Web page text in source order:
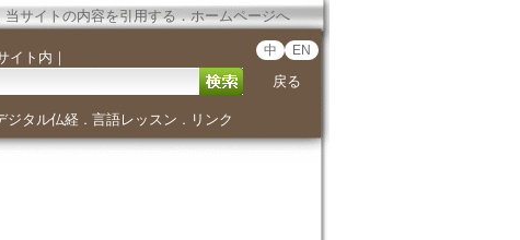
当サイトの内容を引用する．ホームページへ
イト内 ｜ 中 EN
戻る
ジタル仏経． 言語レッスン ． リンク